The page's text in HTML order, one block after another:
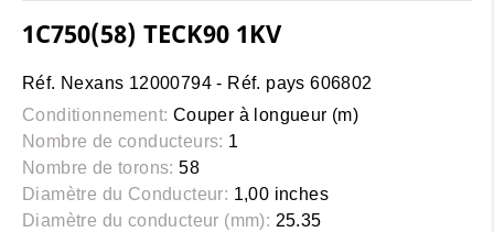
1C750(58) TECK90 1KV
Réf. Nexans 12000794 - Réf. pays 606802
Conditionnement: Couper à longueur (m)
Nombre de conducteurs: 1
Nombre de torons: 58
Diamètre du Conducteur: 1,00 inches
Diamètre du conducteur (mm): 25.35